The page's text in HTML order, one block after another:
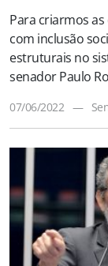
Para criarmos
com inclusão
estruturais no
senador Paulo
07/06/2022 —